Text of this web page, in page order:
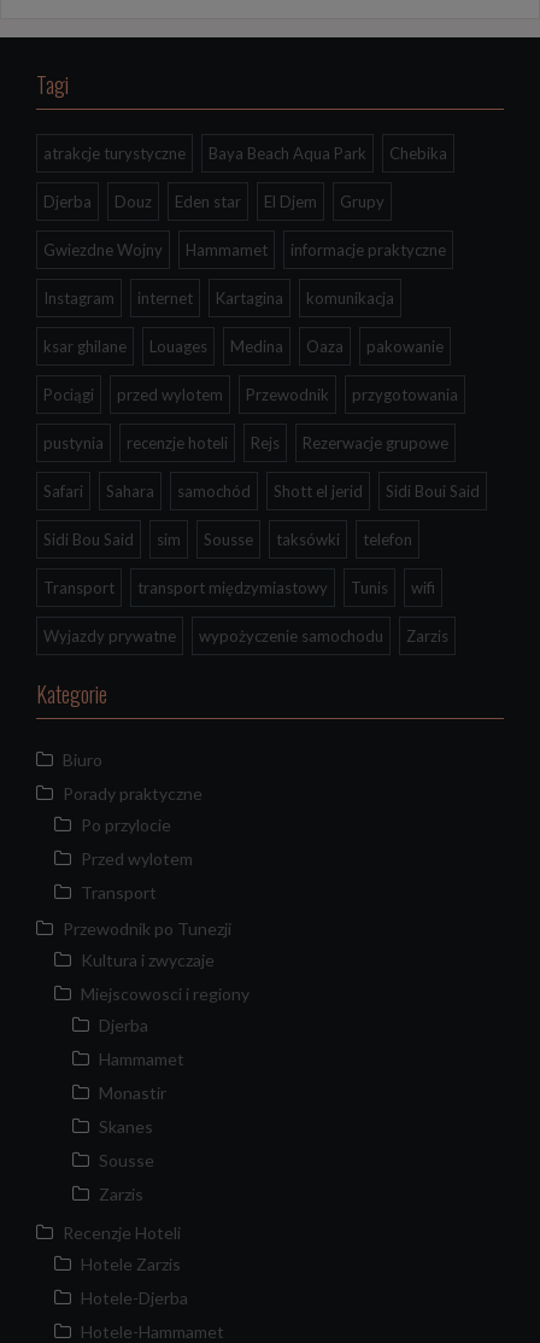
Tagi
atrakcje turystyczne Baya Beach Aqua Park Chebika
Djerba Douz Eden star El Djem Grupy
Gwiezdne Wojny Hammamet informacje praktyczne
Instagram internet Kartagina komunikacja
ksar ghilane Louages Medina Oaza pakowanie
Pociągi przed wylotem Przewodnik przygotowania
pustynia recenzje hoteli Rejs Rezerwacje grupowe
Safari Sahara samochód Shott el jerid Sidi Boui Said
Sidi Bou Said sim Sousse taksówki telefon
Transport transport międzymiastowy Tunis wifi
Wyjazdy prywatne wypożyczenie samochodu Zarzis
Kategorie
Biuro
Porady praktyczne
Po przylocie
Przed wylotem
Transport
Przewodnik po Tunezji
Kultura i zwyczaje
Miejscowosci i regiony
Djerba
Hammamet
Monastir
Skanes
Sousse
Zarzis
Recenzje Hoteli
Hotele Zarzis
Hotele-Djerba
Hotele-Hammamet